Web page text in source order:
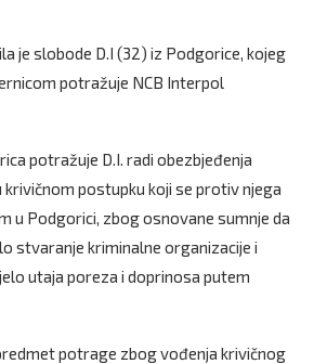
je slobode D.I (32) iz Podgorice, kojeg
potražuje NCB Interpol
potražuje D.I. radi obezbjeđenja
postupku koji se protiv njega
u Podgorici, zbog osnovane sumnje da
stvaranje kriminalne organizacije i
utaja poreza i doprinosa putem
potrage zbog vođenja krivičnog